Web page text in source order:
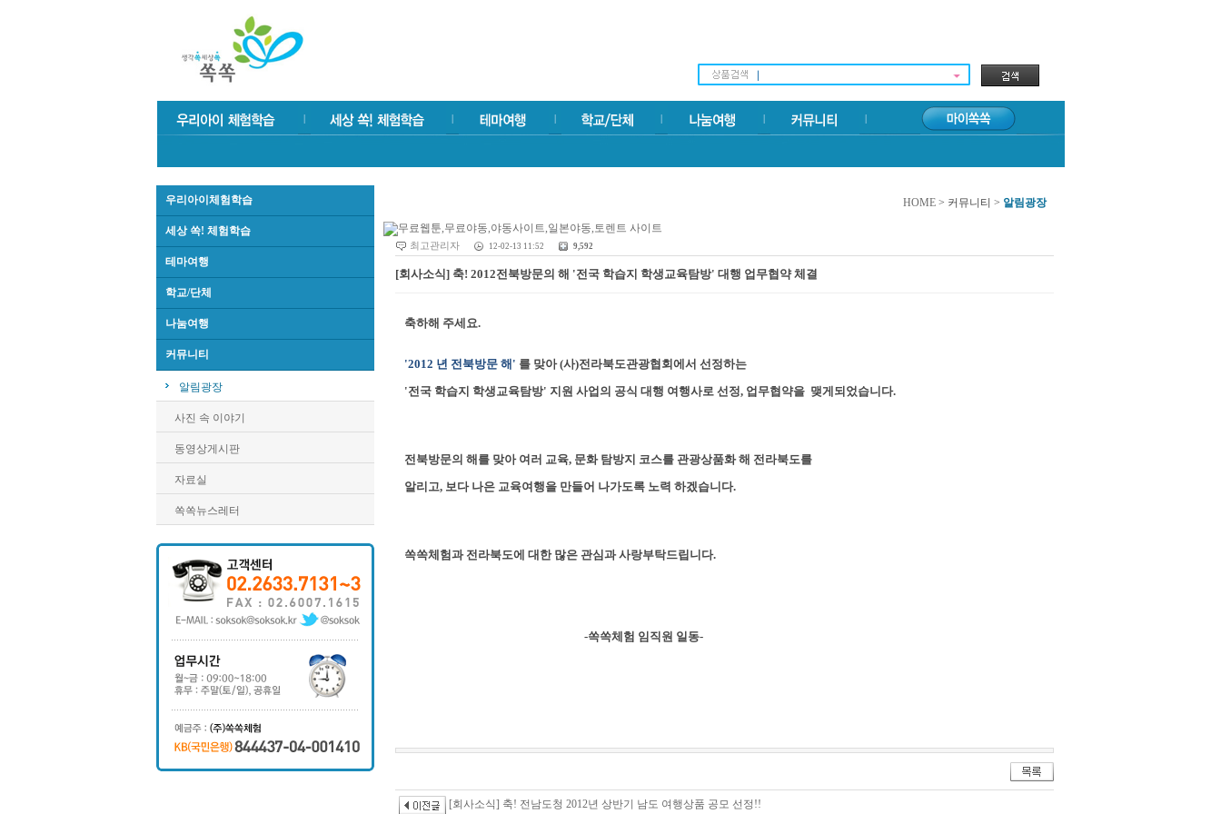
우리아이체험학습
세상 쏙! 체험학습
테마여행
학교/단체
나눔여행
커뮤니티
알림광장
사진 속 이야기
동영상게시판
자료실
쏙쏙뉴스레터
HOME > 커뮤니티 > 알림광장
최고관리자 12-02-13 11:52 9,592
[회사소식] 축! 2012전북방문의 해 '전국 학습지 학생교육탐방' 대행 업무협약 체결
축하해 주세요.
'2012 년 전북방문 해' 를 맞아 (사)전라북도관광협회에서 선정하는
'전국 학습지 학생교육탐방' 지원 사업의 공식 대행 여행사로 선정, 업무협약을 맺게되었습니다.
전북방문의 해를 맞아 여러 교육, 문화 탐방지 코스를 관광상품화 해 전라북도를
알리고, 보다 나은 교육여행을 만들어 나가도록 노력 하겠습니다.
쏙쏙체험과 전라북도에 대한 많은 관심과 사랑부탁드립니다.
-쏙쏙체험 임직원 일동-
[회사소식] 축! 전남도청 2012년 상반기 남도 여행상품 공모 선정!!